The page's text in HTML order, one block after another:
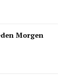
Morgen